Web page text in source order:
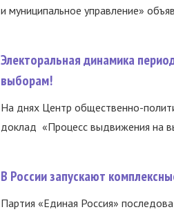
и муниципальное управление»
Электоральная динамика
выборам!
На днях Центр общественно-
доклад «Процесс выдвижения на
В России запускают
Партия «Единая Россия»